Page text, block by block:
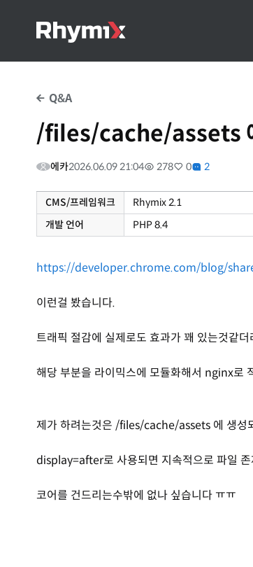
Q&A
/files/cache/assets 에
에카2026.06.09 21:04 278 0 2
CMS/프레임워크
Rhymix 2.1
개발 언어
PHP 8.4
https://developer.chrome.com/blog/
이런걸 봤습니다.
트래픽 절감에 실제로도 효과가 꽤 있는것같더
해당 부분을 라이믹스에 모듈화해서 nginx로
제가 하려는것은 /files/cache/assets 에 생성
display=after로 사용되면 지속적으로 파일
코어를 건드리는수밖에 없나 싶습니다 ㅠㅠ